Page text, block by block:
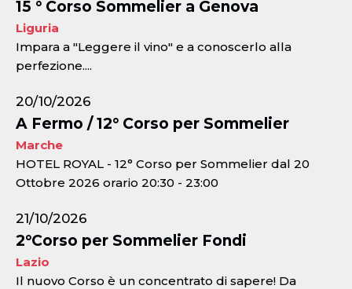
15 ° Corso Sommelier a Genova
Liguria
Impara a "Leggere il vino" e a conoscerlo alla
perfezione....
20/10/2026
A Fermo / 12° Corso per Sommelier
Marche
HOTEL ROYAL - 12° Corso per Sommelier dal 20
Ottobre 2026 orario 20:30 - 23:00
21/10/2026
2°Corso per Sommelier Fondi
Lazio
Il nuovo Corso è un concentrato di sapere! Da